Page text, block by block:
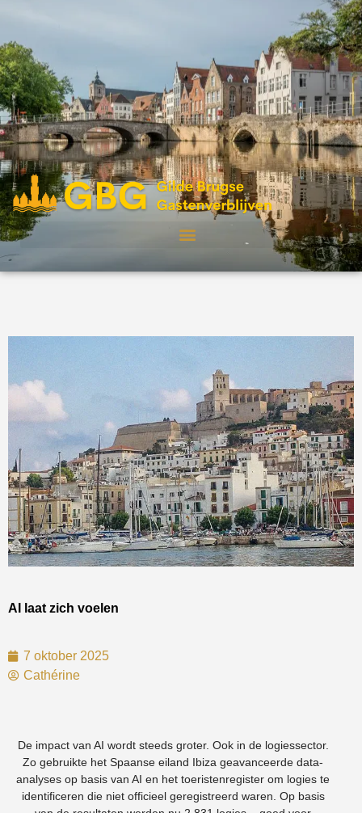
AI laat zich voelen
7 oktober 2025
Cathérine
De impact van AI wordt steeds groter. Ook in de logiessector.
Zo gebruikte het Spaanse eiland Ibiza geavanceerde data-
analyses op basis van AI en het toeristenregister om logies te
identificeren die niet officieel geregistreerd waren. Op basis